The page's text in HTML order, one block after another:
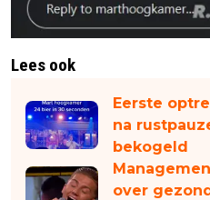
Lees ook
Eerste
na
bekogeld
over